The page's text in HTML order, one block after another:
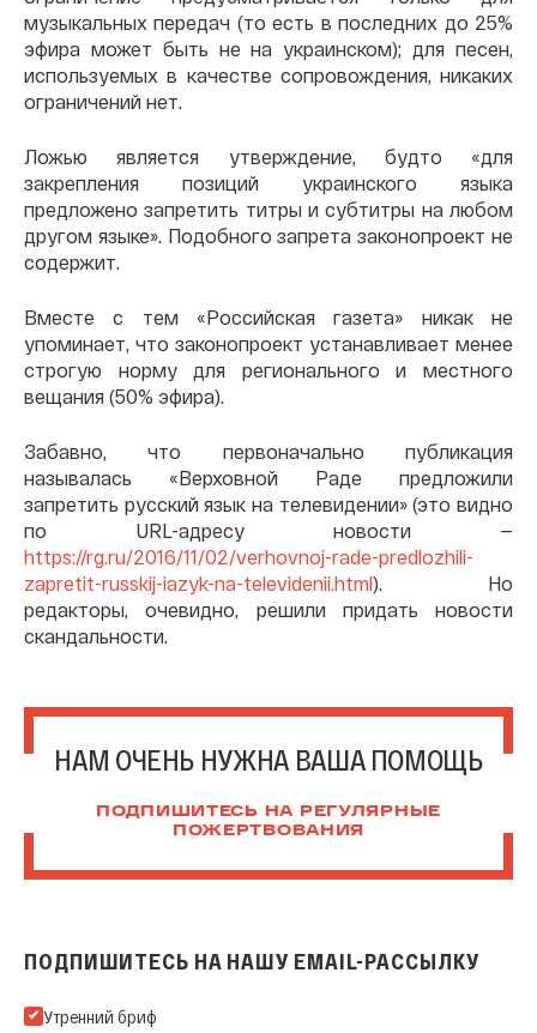
музыкальных передач (то есть в последних до 25%
эфира может быть не на украинском); для песен,
используемых в качестве сопровождения, никаких
ограничений нет.
Ложью является утверждение, будто «для
закрепления позиций украинского языка
предложено запретить титры и субтитры на любом
другом языке». Подобного запрета законопроект не
содержит.
Вместе с тем «Российская газета» никак не
упоминает, что законопроект устанавливает менее
строгую норму для регионального и местного
вещания (50% эфира).
Забавно, что первоначально публикация
называлась «Верховной Раде предложили
запретить русский язык на телевидении» (это видно
по URL-адресу новости —
https://rg.ru/2016/11/02/verhovnoj-rade-predlozhili-
zapretit-russkij-iazyk-na-televidenii.html). Но
редакторы, очевидно, решили придать новости
скандальности.
НАМ ОЧЕНЬ НУЖНА ВАША ПОМОЩЬ
ПОДПИШИТЕСЬ НА РЕГУЛЯРНЫЕ
ПОЖЕРТВОВАНИЯ
ПОДПИШИТЕСЬ НА НАШУ EMAIL-РАССЫЛКУ
Подпишитесь на нашу Email-рассылку
Утренний бриф